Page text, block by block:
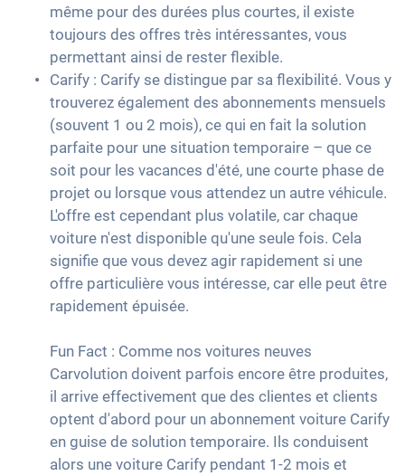
même pour des durées plus courtes, il existe
toujours des offres très intéressantes, vous
permettant ainsi de rester flexible.
Carify : Carify se distingue par sa flexibilité. Vous y
trouverez également des abonnements mensuels
(souvent 1 ou 2 mois), ce qui en fait la solution
parfaite pour une situation temporaire – que ce
soit pour les vacances d'été, une courte phase de
projet ou lorsque vous attendez un autre véhicule.
L'offre est cependant plus volatile, car chaque
voiture n'est disponible qu'une seule fois. Cela
signifie que vous devez agir rapidement si une
offre particulière vous intéresse, car elle peut être
rapidement épuisée.
Fun Fact : Comme nos voitures neuves
Carvolution doivent parfois encore être produites,
il arrive effectivement que des clientes et clients
optent d'abord pour un abonnement voiture Carify
en guise de solution temporaire. Ils conduisent
alors une voiture Carify pendant 1-2 mois et